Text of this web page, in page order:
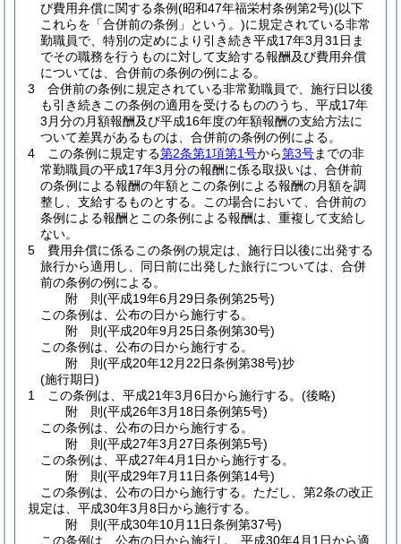
び費用弁償に関する条例(昭和47年福栄村条例第2号)(以下
これらを「合併前の条例」という。)に規定されている非常
勤職員で、特別の定めにより引き続き平成17年3月31日ま
でその職務を行うものに対して支給する報酬及び費用弁償
については、合併前の条例の例による。
3
合併前の条例に規定されている非常勤職員で、施行日以後
も引き続きこの条例の適用を受けるもののうち、平成17年
3月分の月額報酬及び平成16年度の年額報酬の支給方法に
ついて差異があるものは、合併前の条例の例による。
4
この条例に規定する第2条第1項第1号から第3号までの非
常勤職員の平成17年3月分の報酬に係る取扱いは、合併前
の条例による報酬の年額とこの条例による報酬の月額を調
整し、支給するものとする。
この場合において、合併前の
条例による報酬とこの条例による報酬は、重複して支給し
ない。
5
費用弁償に係るこの条例の規定は、施行日以後に出発する
旅行から適用し、同日前に出発した旅行については、合併
前の条例の例による。
附 則(平成19年6月29日条例第25号)
この条例は、公布の日から施行する。
附 則(平成20年9月25日条例第30号)
この条例は、公布の日から施行する。
附 則(平成20年12月22日条例第38号)抄
(施行期日)
1
この条例は、平成21年3月6日から施行する。 (後略)
附 則(平成26年3月18日条例第5号)
この条例は、公布の日から施行する。
附 則(平成27年3月27日条例第5号)
この条例は、平成27年4月1日から施行する。
附 則(平成29年7月11日条例第14号)
この条例は、公布の日から施行する。 ただし、第2条の改正
規定は、平成30年3月8日から施行する。
附 則(平成30年10月11日条例第37号)
この条例は、公布の日から施行し、平成30年4月1日から適